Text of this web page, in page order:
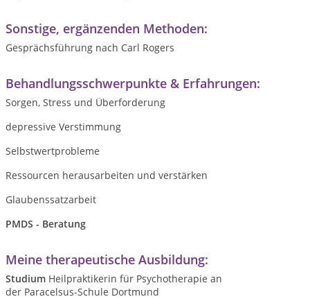
Sonstige, ergänzenden Methoden:
Gesprächsführung nach Carl Rogers
Behandlungsschwerpunkte & Erfahrungen:
Sorgen, Stress und Überforderung
depressive Verstimmung
Selbstwertprobleme
Ressourcen herausarbeiten und verstärken
Glaubenssatzarbeit
PMDS - Beratung
Meine therapeutische Ausbildung:
Studium Heilpraktikerin für Psychotherapie an
der Paracelsus-Schule Dortmund